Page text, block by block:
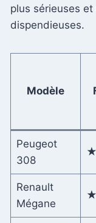
plus sérieuses
dispendieuses.
Modèle
Peugeot
308
Renault
Mégane